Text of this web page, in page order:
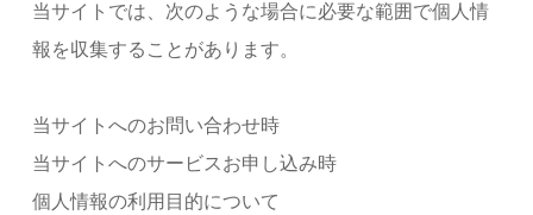
当サイトでは、次のような場合に必要な範囲で個人情
報を収集することがあります。
当サイトへのお問い合わせ時
当サイトへのサービスお申し込み時
個人情報の利用目的について